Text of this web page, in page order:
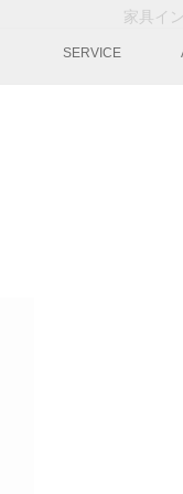
家具イ
SERVICE